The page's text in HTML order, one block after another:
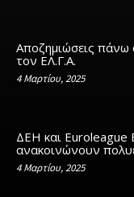
Αποζημιώσεις
τον ΕΛ.Γ.Α.
4 Μαρτίου, 2025
ΔΕΗ και Euroleague
ανακοινώνουν
4 Μαρτίου, 2025